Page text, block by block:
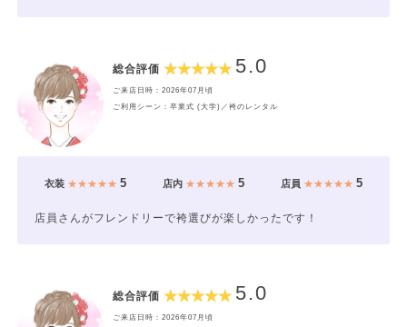
総合評価 5.0
ご来店日時：2026年07月頃
ご利用シーン：卒業式 (大学)／袴のレンタル
衣装★★★★★ 5 店内★★★★★ 5 店員 ★★★★★5
店員さんがフレンドリーで袴選びが楽しかったです！
総合評価 5.0
ご来店日時：2026年07月頃